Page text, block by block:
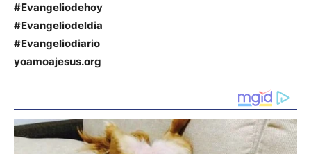
#Evangeliodehoy
#Evangeliodeldia
#Evangeliodiario
yoamoajesus.org